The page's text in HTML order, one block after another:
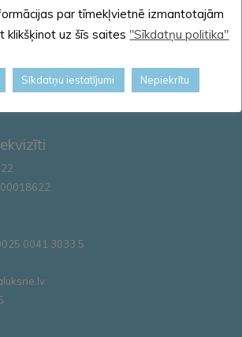
Pastāsti savas domas
iniciatīvu!
Alūksnē notiks
apmācība
0041 3033 5
par tīmekļvietnē izmantotajām
klikšķinot uz šīs saites "Sīkdatņu politika"
Sīkdatņu iestatījumi Nepiekrītu